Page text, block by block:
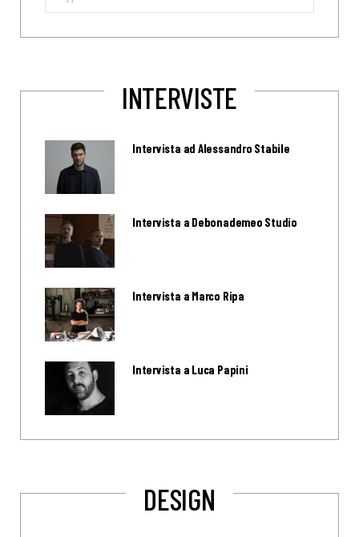
INTERVISTE
Intervista ad Alessandro Stabile
Intervista a Debonademeo Studio
Intervista a Marco Ripa
Intervista a Luca Papini
DESIGN